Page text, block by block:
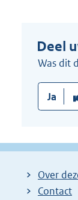
Deel
Was dit
Ja
Over
Contact